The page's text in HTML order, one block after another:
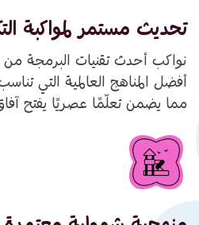
تحديث مستمر لمواكبة
نواكب أحدث تقنيات البرمجة
أفضل المناهج العالمية التي
مما يضمن تعلّمًا عصريًا يفتح